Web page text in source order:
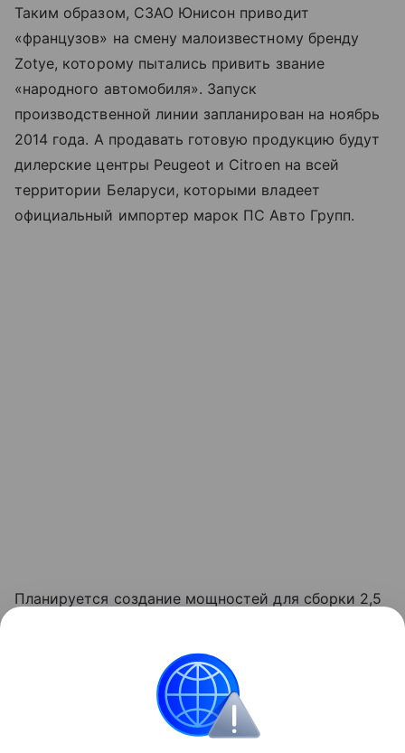
Таким образом, СЗАО Юнисон приводит
«французов» на смену малоизвестному бренду
Zotye, которому пытались привить звание
«народного автомобиля». Запуск
производственной линии запланирован на ноябрь
2014 года. А продавать готовую продукцию будут
дилерские центры Peugeot и Citroen на всей
территории Беларуси, которыми владеет
официальный импортер марок ПС Авто Групп.
Планируется создание мощностей для сборки 2,5
Беларусь. Шильдик «Made in Belarus» получат
четыре модели Peugeot (седан
301, седан бизнес-класса 508,кроссовер
многоцелевой фургон Partner) и две модели